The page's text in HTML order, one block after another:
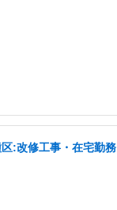
:改修工事・在宅勤務